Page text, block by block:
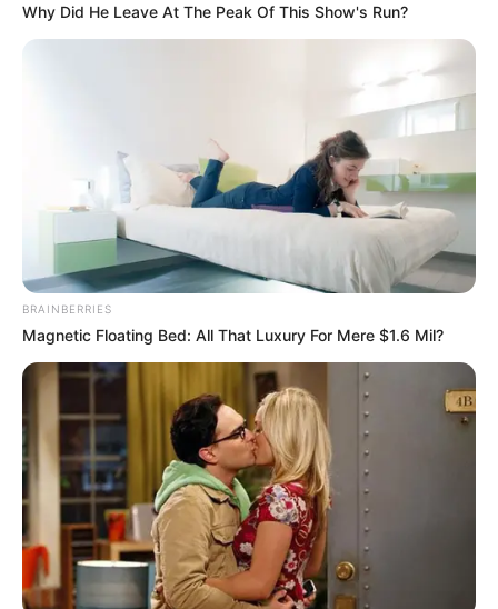
Eközben ellenfelük, a Tisza Párt, délután kettőtől
szintén Győrben tart egy utcafórumot a Bécsi Kapu
téren. Magyar Péter egy mai posztjában így
Why Did He Leave At The Peak Of This Show's Run?
BRAINBERRIES
Magnetic Floating Bed: All That Luxury For Mere $1.6 Mil?